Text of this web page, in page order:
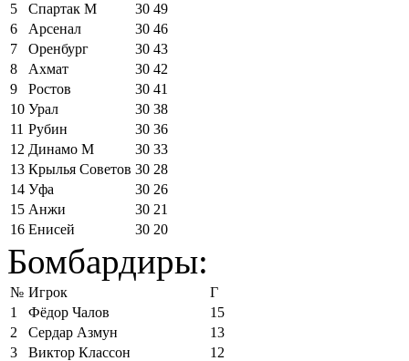
5
Спартак М 30 49
6
Арсенал 30 46
7
Оренбург 30 43
8
Ахмат 30 42
9
Ростов 30 41
10 Урал 30 38
11 Рубин 30 36
12 Динамо М 30 33
13 Крылья Советов 30 28
14 Уфа 30 26
15 Анжи 30 21
16 Енисей 30 20
Бомбардиры:
№ Игрок
Г
1
Фёдор Чалов
15
2
Сердар Азмун
13
3
Виктор Классон
12